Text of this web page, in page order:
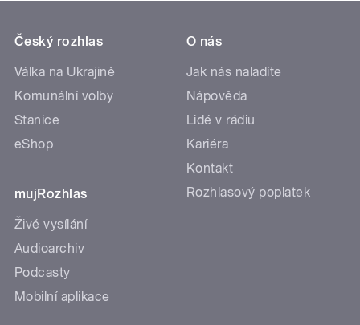
Český rozhlas
Válka na Ukrajině
Komunální volby
Stanice
eShop
mujRozhlas
Živé vysílání
Audioarchiv
Podcasty
Mobilní aplikace
O nás
Jak nás naladíte
Nápověda
Lidé v rádiu
Kariéra
Kontakt
Rozhlasový poplatek